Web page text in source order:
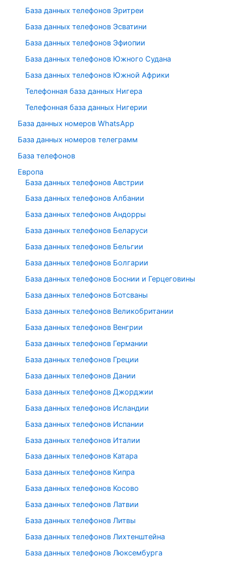
База данных телефонов Эритреи
База данных телефонов Эсватини
База данных телефонов Эфиопии
База данных телефонов Южного Судана
База данных телефонов Южной Африки
Телефонная база данных Нигера
Телефонная база данных Нигерии
База данных номеров WhatsApp
База данных номеров телеграмм
База телефонов
Европа
База данных телефонов Австрии
База данных телефонов Албании
База данных телефонов Андорры
База данных телефонов Беларуси
База данных телефонов Бельгии
База данных телефонов Болгарии
База данных телефонов Боснии и Герцеговины
База данных телефонов Ботсваны
База данных телефонов Великобритании
База данных телефонов Венгрии
База данных телефонов Германии
База данных телефонов Греции
База данных телефонов Дании
База данных телефонов Джорджии
База данных телефонов Исландии
База данных телефонов Испании
База данных телефонов Италии
База данных телефонов Катара
База данных телефонов Кипра
База данных телефонов Косово
База данных телефонов Латвии
База данных телефонов Литвы
База данных телефонов Лихтенштейна
База данных телефонов Люксембурга